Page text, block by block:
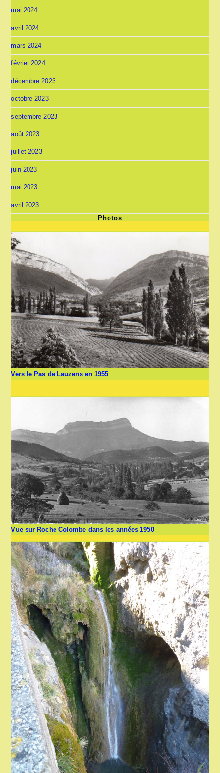
mai 2024
avril 2024
mars 2024
février 2024
décembre 2023
octobre 2023
septembre 2023
août 2023
juillet 2023
juin 2023
mai 2023
avril 2023
Photos
Vers le Pas de Lauzens en 1955
Vue sur Roche Colombe dans les années 1950